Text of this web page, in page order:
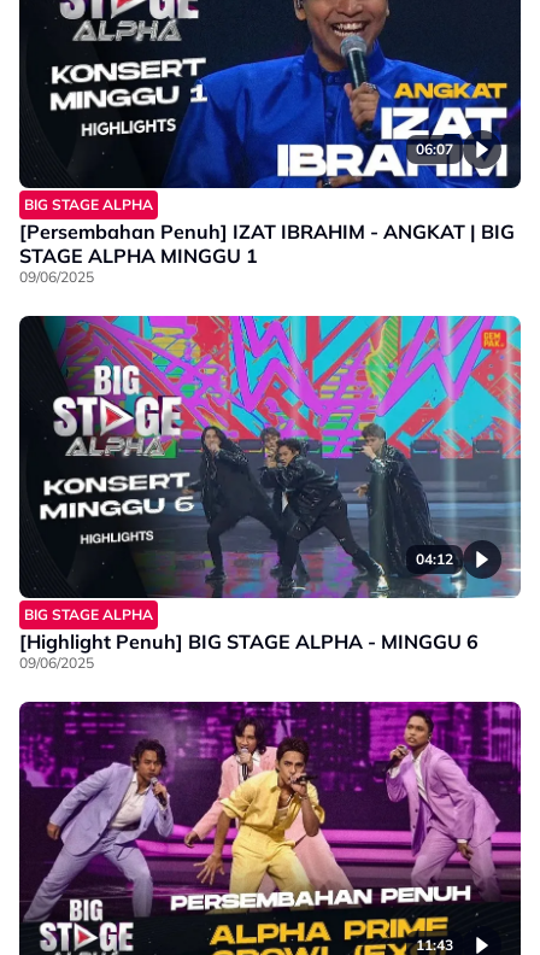
06:07
BIG STAGE ALPHA
[Persembahan Penuh] IZAT IBRAHIM - ANGKAT | BIG
STAGE ALPHA MINGGU 1
09/06/2025
04:12
BIG STAGE ALPHA
[Highlight Penuh] BIG STAGE ALPHA - MINGGU 6
09/06/2025
11:43